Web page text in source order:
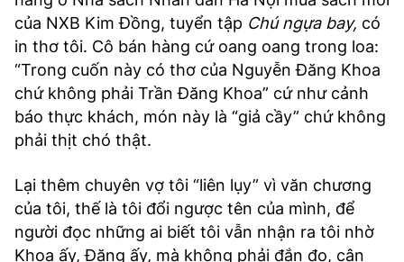
của NXB Kim Đồng, tuyển tập Chú ngựa bay, có
in thơ tôi. Cô bán hàng cứ oang oang trong loa:
“Trong cuốn này có thơ của Nguyễn Đăng Khoa
chứ không phải Trần Đăng Khoa” cứ như cảnh
báo thực khách, món này là “giả cầy” chứ không
phải thịt chó thật.
Lại thêm chuyên vợ tôi “liên lụy” vì văn chương
của tôi, thế là tôi đổi ngược tên của mình, để
người đọc những ai biết tôi vẫn nhận ra tôi nhờ
Khoa ấy, Đăng ấy, mà không phải đắn đo, cân